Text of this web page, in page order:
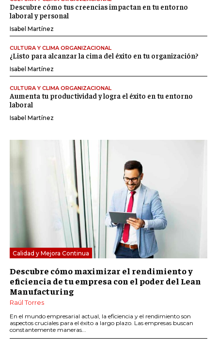
Descubre cómo tus creencias impactan en tu entorno
laboral y personal
Isabel Martínez
CULTURA Y CLIMA ORGANIZACIONAL
¿Listo para alcanzar la cima del éxito en tu organización?
Isabel Martínez
CULTURA Y CLIMA ORGANIZACIONAL
Aumenta tu productividad y logra el éxito en tu entorno
laboral
Isabel Martínez
Calidad y Mejora Continua
Descubre cómo maximizar el rendimiento y
eficiencia de tu empresa con el poder del Lean
Manufacturing
Raúl Torres
En el mundo empresarial actual, la eficiencia y el rendimiento son
aspectos cruciales para el éxito a largo plazo. Las empresas buscan
constantemente maneras...